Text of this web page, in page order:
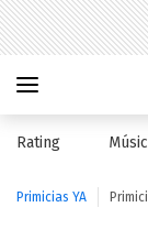
Rating
Primicias YA